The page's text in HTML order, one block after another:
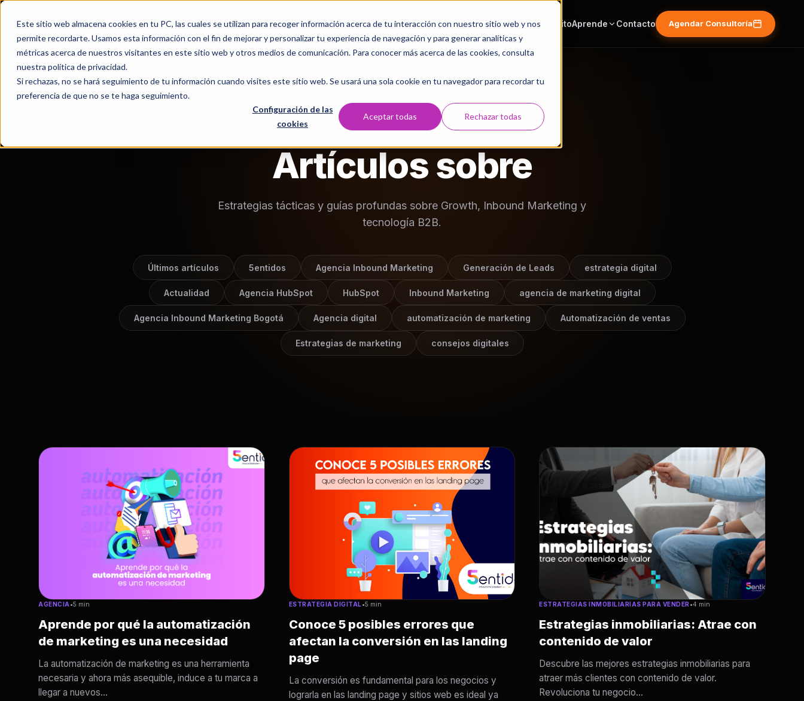
Este sitio web almacena cookies en tu PC, las cuales se utilizan para recoger información acerca de tu interacción con nuestro sitio web y nos
permite recordarte. Usamos esta información con el fin de mejorar y personalizar tu experiencia de navegación y para generar analíticas y
métricas acerca de nuestros visitantes en este sitio web y otros medios de comunicación. Para conocer más acerca de las cookies, consulta
nuestra política de privacidad.
Si rechazas, no se hará seguimiento de tu información cuando visites este sitio web. Se usará una sola cookie en tu navegador para recordar tu
preferencia de que no se te haga seguimiento.
Configuración de las
cookies
Aceptar todas Rechazar todas
Servicios NosotrosLaboratorio Digital Casos de éxitoAprende Contacto Agendar Consultoría
RECURSOS & INSIGHTS
Artículos sobre
Estrategias tácticas y guías profundas sobre Growth, Inbound Marketing y
tecnología B2B.
Últimos artículos 5entidos Agencia Inbound Marketing Generación de Leads estrategia digital
Actualidad Agencia HubSpot HubSpot Inbound Marketing agencia de marketing digital
Agencia Inbound Marketing Bogotá Agencia digital automatización de marketing Automatización de ventas
Estrategias de marketing consejos digitales
AGENCIA •5 min
Aprende por qué la automatización
de marketing es una necesidad
La automatización de marketing es una herramienta
necesaria y ahora más asequible, induce a tu marca a
llegar a nuevos...
ESTRATEGIA DIGITAL •5 min
Conoce 5 posibles errores que
afectan la conversión en las landing
page
La conversión es fundamental para los negocios y
lograrla en las landing page y sitios web es ideal ya
ESTRATEGIAS INMOBILIARIAS PARA VENDER•4 min
Estrategias inmobiliarias: Atrae con
contenido de valor
Descubre las mejores estrategias inmobiliarias para
atraer más clientes con contenido de valor.
Revoluciona tu negocio...